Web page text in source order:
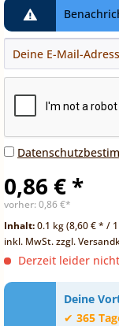
0,86 € *
vorher: 0,86 €*
Inhalt:0.1 kg (8,60 € * /
inkl. MwSt.zzgl.
Derzeit leider
Deine
✔ 365